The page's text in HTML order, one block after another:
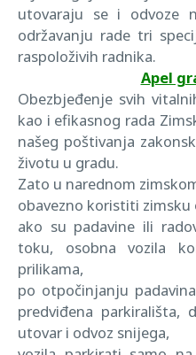
utovaraju se i odvoze
održavanju rade tri
raspoloživih radnika.
Apel
Obezbjeđenje svih
kao i efikasnog rada
našeg poštivanja
životu u gradu.
Zato u narednom
obavezno koristiti zimsku
ako su padavine ili
toku, osobna vozila
prilikama,
po otpočinjanju
predviđena parkirališta,
utovar i odvoz snijega,